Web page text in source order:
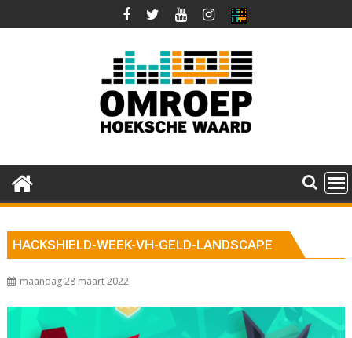
naar
HACKSHIELD-WEEK-VH-GELD-LANDSCAPE
maandag 28 maart 2022